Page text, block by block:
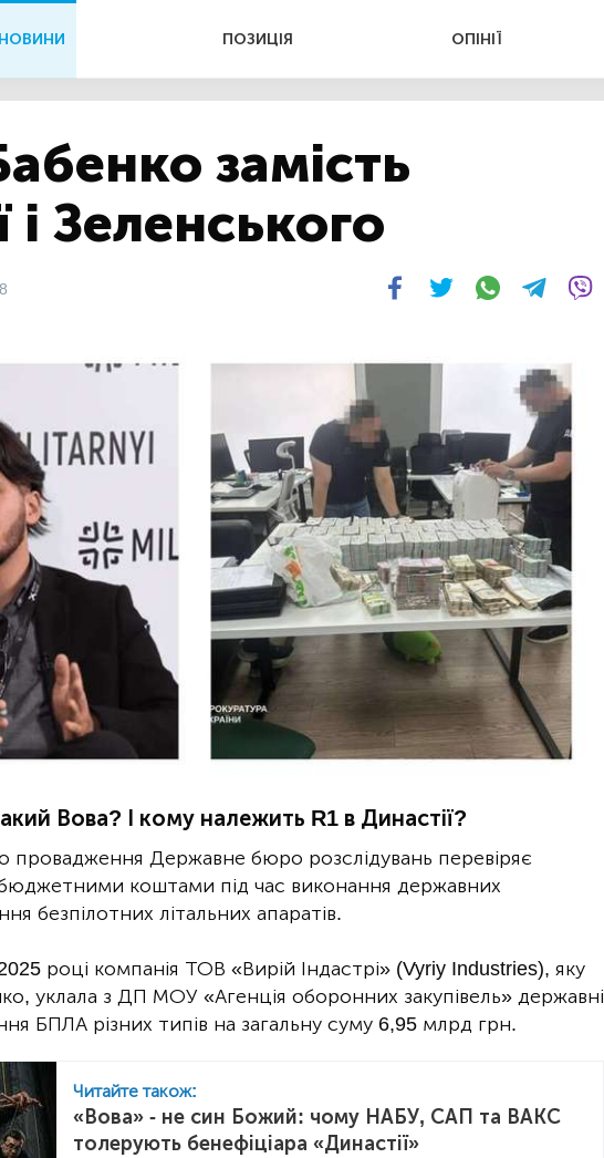
НОВИНИ ПОЗИЦІЯ ОПІНІЇ
замість
і Зеленського
Вова? І кому належить R1 в Династії?
провадження Державне бюро розслідувань перевіряє
коштами під час виконання державних
безпілотних літальних апаратів.
році компанія ТОВ «Вирій Індастрі» (Vyriy Industries), яку
уклала з ДП МОУ «Агенція оборонних закупівель» державні
БПЛА різних типів на загальну суму 6,95 млрд грн.
Читайте також:
«Вова» - не син Божий: чому НАБУ, САП та ВАКС
толерують бенефіціара «Династії»